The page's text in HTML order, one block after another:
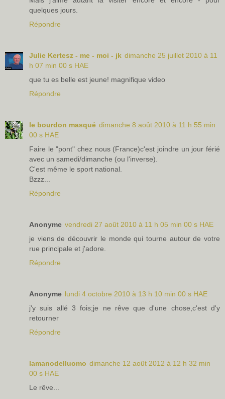
quelques jours.
Répondre
Julie Kertesz - me - moi - jk dimanche 25 juillet 2010 à 11
h 07 min 00 s HAE
que tu es belle est jeune! magnifique video
Répondre
le bourdon masqué dimanche 8 août 2010 à 11 h 55 min
00 s HAE
Faire le "pont" chez nous (France)c'est joindre un jour férié
avec un samedi/dimanche (ou l'inverse).
C'est même le sport national.
Bzzz...
Répondre
Anonyme vendredi 27 août 2010 à 11 h 05 min 00 s HAE
je viens de découvrir le monde qui tourne autour de votre
rue principale et j'adore.
Répondre
Anonyme lundi 4 octobre 2010 à 13 h 10 min 00 s HAE
j'y suis allé 3 fois;je ne rêve que d'une chose,c'est d'y
retourner
Répondre
lamanodelluomo dimanche 12 août 2012 à 12 h 32 min
00 s HAE
Le rêve...